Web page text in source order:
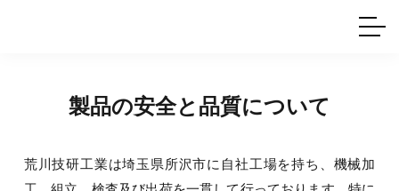
使用例
技術サポート
取扱方法・注意事項
グリップの使い方
製品の安全と品質について
荒川技研工業は埼玉県所沢市に自社工場を持ち、機械加